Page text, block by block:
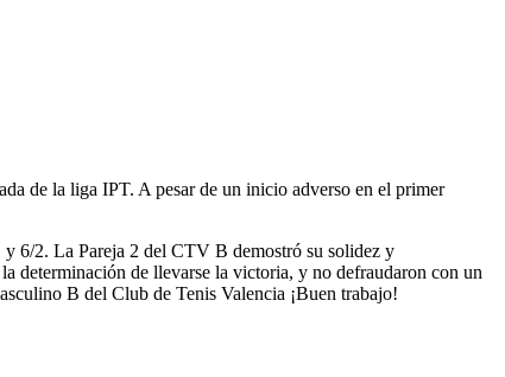
de la liga IPT. A pesar de un inicio adverso en el primer
y 6/2. La Pareja 2 del CTV B demostró su solidez y
determinación de llevarse la victoria, y no defraudaron con un
B del Club de Tenis Valencia ¡Buen trabajo!